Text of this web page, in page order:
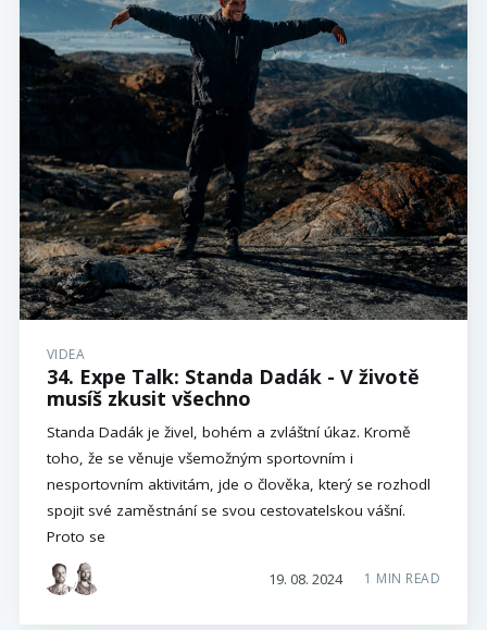
VIDEA
34. Expe Talk: Standa Dadák - V životě
musíš zkusit všechno
Standa Dadák je živel, bohém a zvláštní úkaz. Kromě
toho, že se věnuje všemožným sportovním i
nesportovním aktivitám, jde o člověka, který se rozhodl
spojit své zaměstnání se svou cestovatelskou vášní.
Proto se
19. 08. 2024 1 MIN READ